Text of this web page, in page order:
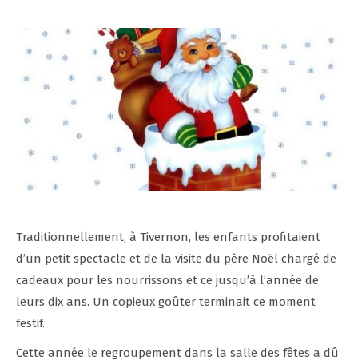
Traditionnellement, à Tivernon, les enfants profitaient
d’un petit spectacle et de la visite du père Noël chargé de
cadeaux pour les nourrissons et ce jusqu’à l’année de
leurs dix ans. Un copieux goûter terminait ce moment
festif.
Cette année le regroupement dans la salle des fêtes a dû